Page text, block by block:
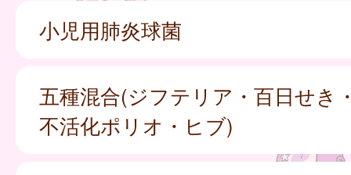
小児用肺炎球菌
五種混合(ジフテリア・百日せき
不活化ポリオ・ヒブ)